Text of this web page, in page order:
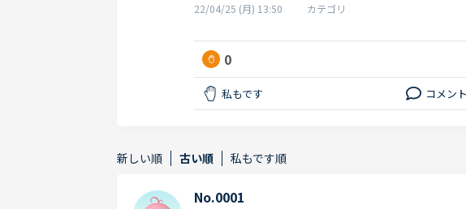
22/04/25 (月) 13:50 カテゴリ
0
私もです コメント
新しい順 古い順 私もです順
No.0001